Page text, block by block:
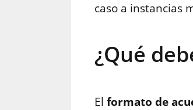
caso a instancias
¿Qué
El formato de